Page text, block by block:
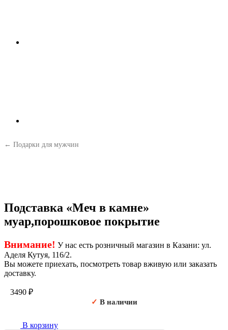
← Подарки для мужчин
Подставка «Меч в камне»
муар,порошковое покрытие
Внимание! У нас есть розничный магазин в Казани: ул.
Аделя Кутуя, 116/2.
Вы можете приехать, посмотреть товар вживую или заказать
доставку.
3490 ₽
✓ В наличии
В корзину